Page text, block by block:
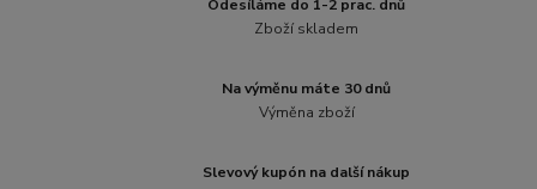
Odesíláme do 1-2 prac. dnů
Zboží skladem
Na výměnu máte 30 dnů
Výměna zboží
Slevový kupón na další nákup